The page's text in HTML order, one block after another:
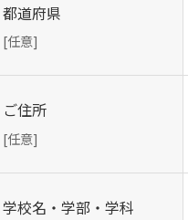
都道府県
[任意]
ご住所
[任意]
学校名・学部・学科